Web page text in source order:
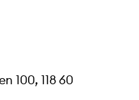
100, 118 60